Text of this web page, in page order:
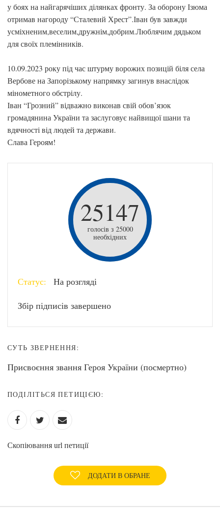
у боях на найгарячіших ділянках фронту. За оборону Ізюма
отримав нагороду “Сталевий Хрест”.Іван був завжди
усміхненим,веселим,дружнім,добрим.Люблячим дядьком
для своїх племінників.
10.09.2023 року під час штурму ворожих позицій біля села
Вербове на Запорізькому напрямку загинув внаслідок
мінометного обстрілу.
Іван “Грозний” відважно виконав свій обов’язок
громадянина України та заслуговує найвищої шани та
вдячності від людей та держави.
Слава Героям!
25147
голосів з 25000
необхідних
Статус: На розгляді
Збір підписів завершено
СУТЬ ЗВЕРНЕННЯ:
Присвоєння звання Героя України (посмертно)
ПОДІЛІТЬСЯ ПЕТИЦІЄЮ:
Скопіювання url петиції
ДОДАТИ В ОБРАНЕ